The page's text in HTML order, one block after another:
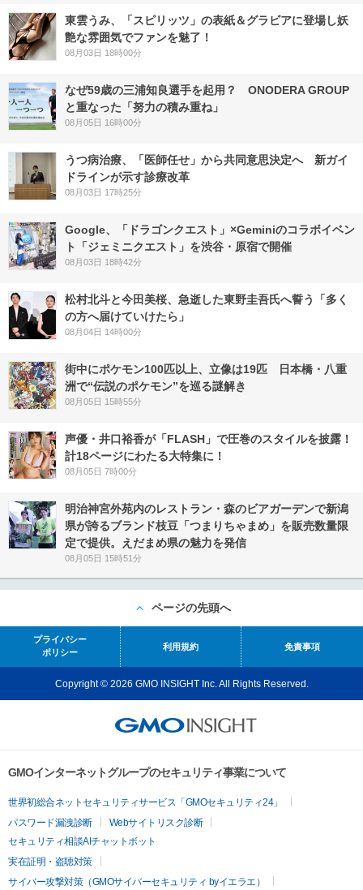
東雲うみ、「スピリッツ」の表紙＆グラビアに登場し妖
艶な雰囲気でファンを魅了！
08月03日 18時00分
なぜ59歳の三浦知良選手を起用？ ONODERA GROUP
と重なった「努力の積み重ね」
08月05日 16時00分
うつ病治療、「医師任せ」から共同意思決定へ 新ガイ
ドラインが示す診療改革
08月03日 17時25分
Google、「ドラゴンクエスト」×Geminiのコラボイベン
ト「ジェミニクエスト」を渋谷・原宿で開催
08月03日 18時42分
松村北斗と今田美桜、急逝した東野圭吾氏へ誓う「多く
の方へ届けていけたら」
08月04日 14時00分
街中にポケモン100匹以上、立像は19匹 日本橋・八重
洲で“伝説のポケモン”を巡る謎解き
08月05日 15時55分
声優・井口裕香が「FLASH」で圧巻のスタイルを披露！
計18ページにわたる大特集に！
08月05日 7時00分
明治神宮外苑内のレストラン・森のビアガーデンで新潟
県が誇るブランド枝豆「つまりちゃまめ」を販売数量限
定で提供。えだまめ県の魅力を発信
08月05日 15時51分
ページの先頭へ
プライバシー
ポリシー
利用規約 免責事項
Copyright © 2026 GMO INSIGHT Inc. All Rights Reserved.
GMOインターネットグループのセキュリティ事業について
世界初総合ネットセキュリティサービス「GMOセキュリティ24」
パスワード漏洩診断
Webサイトリスク診断
セキュリティ相談AIチャットボット
実在証明・盗聴対策
サイバー攻撃対策（GMOサイバーセキュリティ byイエラエ）